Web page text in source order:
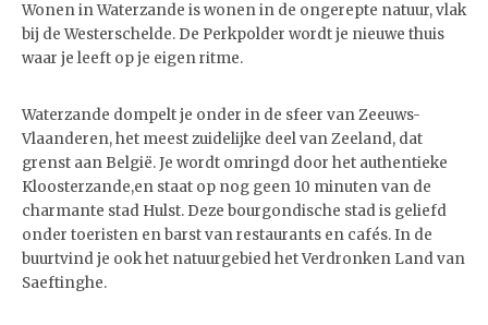
Wonen in Waterzande is wonen in de ongerepte natuur, vlak
bij de Westerschelde. De Perkpolder wordt je nieuwe thuis
waar je leeft op je eigen ritme.
Waterzande dompelt je onder in de sfeer van Zeeuws-
Vlaanderen, het meest zuidelijke deel van Zeeland, dat
grenst aan België. Je wordt omringd door het authentieke
Kloosterzande,en staat op nog geen 10 minuten van de
charmante stad Hulst. Deze bourgondische stad is geliefd
onder toeristen en barst van restaurants en cafés. In de
buurtvind je ook het natuurgebied het Verdronken Land van
Saeftinghe.